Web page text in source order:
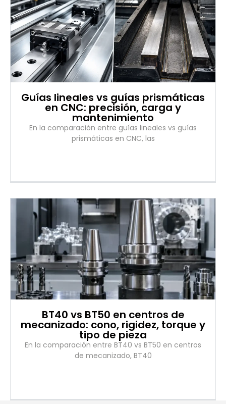
Guías lineales vs guías prismáticas
en CNC: precisión, carga y
mantenimiento
En la comparación entre guías lineales vs guías
prismáticas en CNC, las
BT40 vs BT50 en centros de
mecanizado: cono, rigidez, torque y
tipo de pieza
En la comparación entre BT40 vs BT50 en centros
de mecanizado, BT40